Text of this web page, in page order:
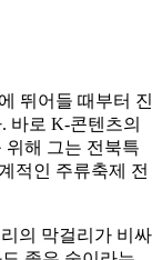
뛰어들 때부터 진
바로 K-콘텐츠의
위해 그는 전북특
적인 주류축제 전
의 막걸리가 비싸